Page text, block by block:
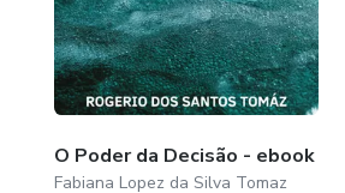
O Poder da Decisão - ebook
Fabiana Lopez da Silva Tomaz